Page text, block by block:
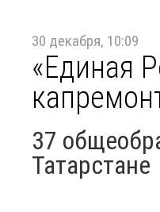
30 декабря, 10:09
«Единая
37
Татарстане